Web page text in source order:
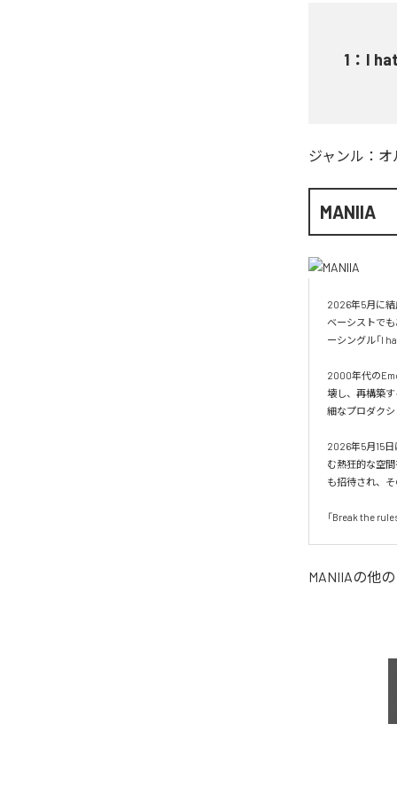
1 ： I
ジャンル： オ
MANIIA
2026年5月に結
ベーシストで
ーシングル「I
2000年代の
壊し、再構築
細なプロダクシ
2026年5月15
む熱狂的な空
も招待され、
「Break the
MANIIAの他の